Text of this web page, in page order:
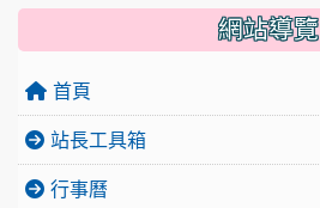
網站導覽
首頁
站長工具箱
行事曆